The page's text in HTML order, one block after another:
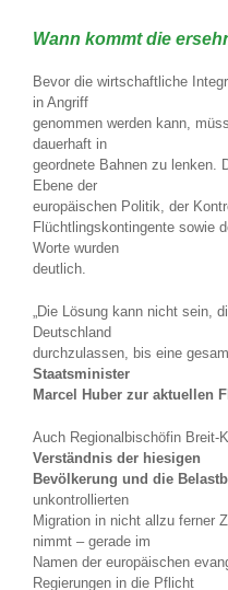
Wann kommt die
Bevor die wirtschaftliche
in Angriff
genommen werden kann,
dauerhaft in
geordnete Bahnen zu lenken.
Ebene der
europäischen Politik, der
Flüchtlingskontingente sowie
Worte wurden
deutlich.
„Die Lösung kann nicht sein,
Deutschland
durchzulassen, bis eine
Staatsminister
Marcel Huber zur aktuellen
Auch Regionalbischöfin Breit-
Verständnis der hiesigen
Bevölkerung und die
unkontrollierten
Migration in nicht allzu ferner
nimmt – gerade im
Namen der europäischen
Regierungen in die Pflicht